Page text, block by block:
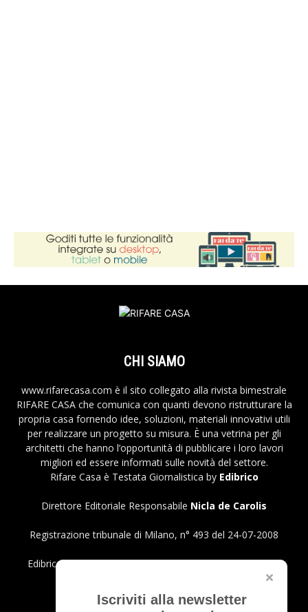
Iscriviti alla newsletter
CHI SIAMO
www.rifarecasa.com è il sito collegato alla rivista bimestrale
RIFARE CASA che comunica con quanti devono ristrutturare la
propria casa fornendo idee, soluzioni, materiali innovativi utili
per realizzare un progetto su misura. È una vetrina per gli
architetti che hanno l’opportunità di pubblicare i loro lavori
migliori ed essere informati sulle novità del settore.
Rifare Casa è Testata Giornalistica by Edibrico
Direttore Editoriale Responsabile Nicla de Carolis
Registrazione tribunale di Milano, n° 493 del 24-07-2008
Edibrico srl - Viale Emilio Caldara, 44 - 20122 Milano P.iva
Privacy Policy